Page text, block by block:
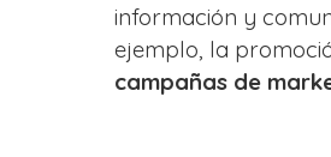
información y
ejemplo, la
campañas de